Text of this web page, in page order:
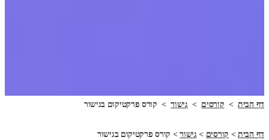
דף הבית> קורסים >גישור> קורס פרקטיקום בגישור
דף הבית> קורסים >גישור> קורס פרקטיקום בגישור